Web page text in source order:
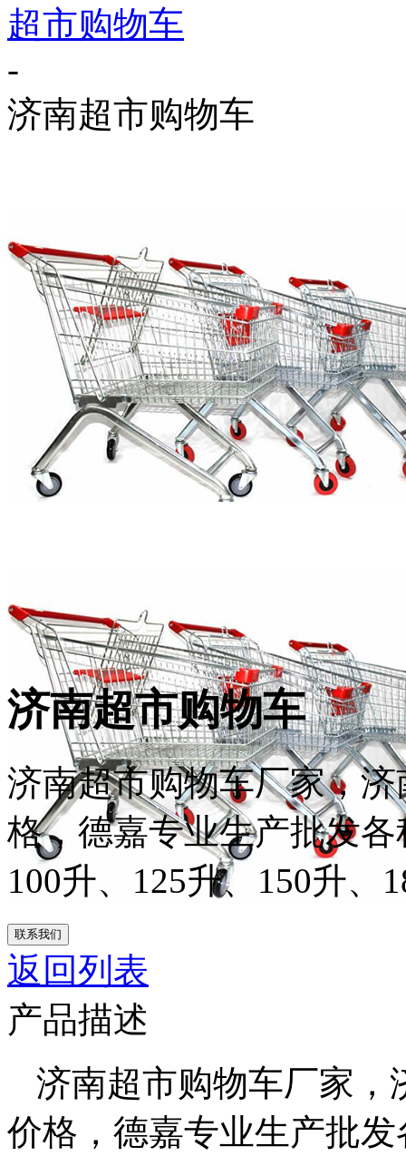
超市购物车
-
济南超市购物车
济南超市购物车
济南超市购物车厂家，
格，德嘉专业生产批发
100升、125升、150升、
联系我们
返回列表
产品描述
济南超市购物车厂家，
价格，德嘉专业生产批